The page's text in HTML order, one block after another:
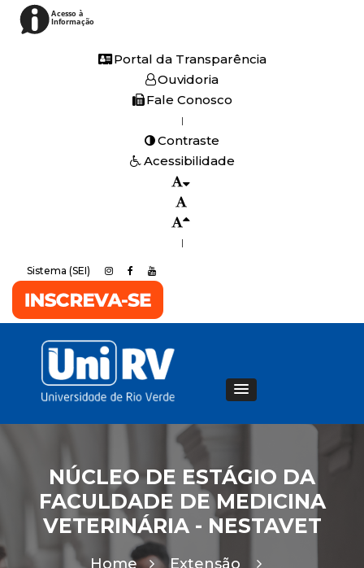
Acesso à
Informação
Portal da Transparência
Ouvidoria
Fale Conosco
|
Contraste
Acessibilidade
|
Sistema (SEI)
NÚCLEO DE ESTÁGIO DA
FACULDADE DE MEDICINA
VETERINÁRIA - NESTAVET
Home
Extensão